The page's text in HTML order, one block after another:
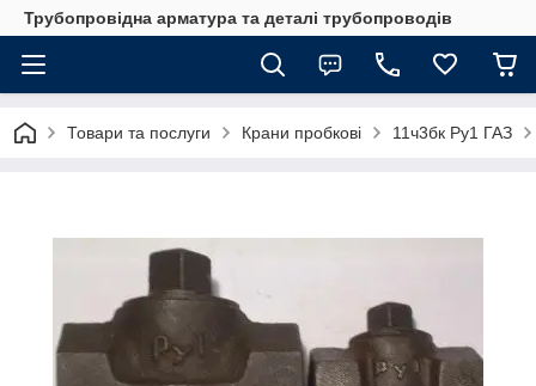
Трубопровідна арматура та деталі трубопроводів
Товари та послуги Крани пробкові 11ч3бк Ру1 ГАЗ